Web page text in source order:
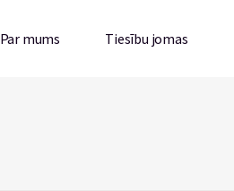
Par mums Tiesību jomas